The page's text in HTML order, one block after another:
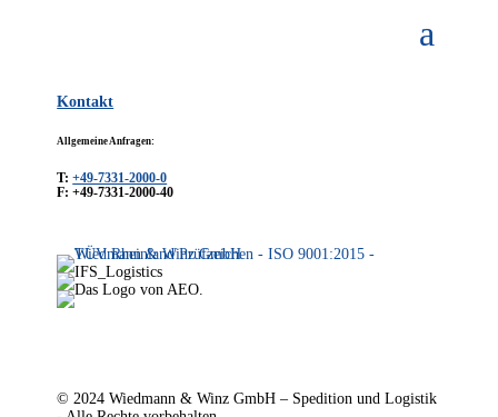
Kontakt
Allgemeine Anfragen:
T:+49-7331-2000-0
F: +49-7331-2000-40
© 2024 Wiedmann & Winz GmbH – Spedition und Logistik